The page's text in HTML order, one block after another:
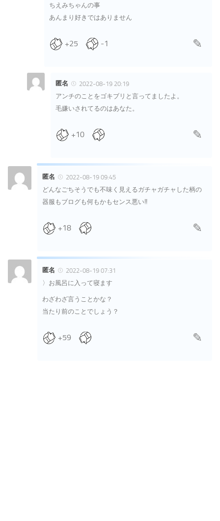
ちえみちゃんの事
あんまり好きではありません
+25 -1
匿名
2022-08-19 20:19
アンチのことをゴキブリと言ってましたよ。
毛嫌いされてるのはあなた。
+10
匿名
2022-08-19 09:45
どんなごちそうでも不味く見えるガチャガチャした柄の
器服もブログも何もかもセンス悪い‼
+18
匿名
2022-08-19 07:31
〉お風呂に入って寝ます
わざわざ言うことかな？
当たり前のことでしょう？
+59